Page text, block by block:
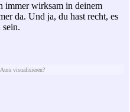
immer wirksam in deinem
da. Und ja, du hast recht, es
visualisieren?